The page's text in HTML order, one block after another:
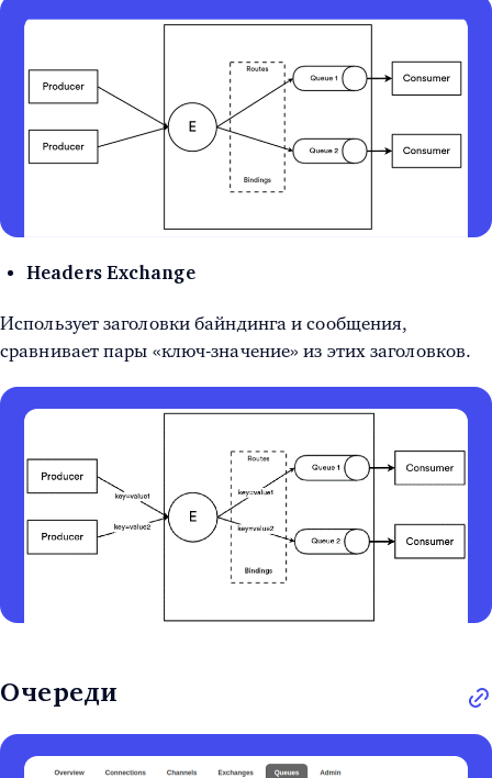
Headers Exchange
Использует заголовки байндинга и сообщения,
сравнивает пары «ключ-значение» из этих заголовков.
Очереди